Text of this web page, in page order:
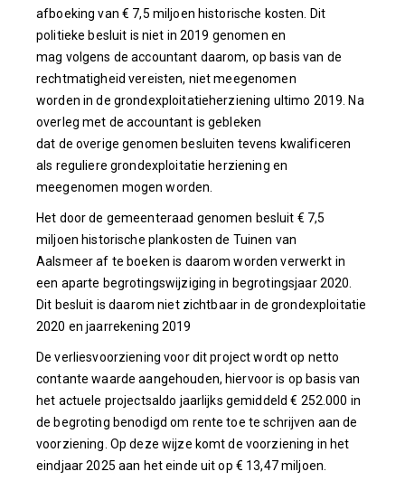
afboeking van € 7,5 miljoen historische kosten. Dit
politieke besluit is niet in 2019 genomen en
mag volgens de accountant daarom, op basis van de
rechtmatigheid vereisten, niet meegenomen
worden in de grondexploitatieherziening ultimo 2019. Na
overleg met de accountant is gebleken
dat de overige genomen besluiten tevens kwalificeren
als reguliere grondexploitatie herziening en
meegenomen mogen worden.
Het door de gemeenteraad genomen besluit € 7,5
miljoen historische plankosten de Tuinen van
Aalsmeer af te boeken is daarom worden verwerkt in
een aparte begrotingswijziging in begrotingsjaar 2020.
Dit besluit is daarom niet zichtbaar in de grondexploitatie
2020 en jaarrekening 2019
De verliesvoorziening voor dit project wordt op netto
contante waarde aangehouden, hiervoor is op basis van
het actuele projectsaldo jaarlijks gemiddeld € 252.000 in
de begroting benodigd om rente toe te schrijven aan de
voorziening. Op deze wijze komt de voorziening in het
eindjaar 2025 aan het einde uit op € 13,47 miljoen.